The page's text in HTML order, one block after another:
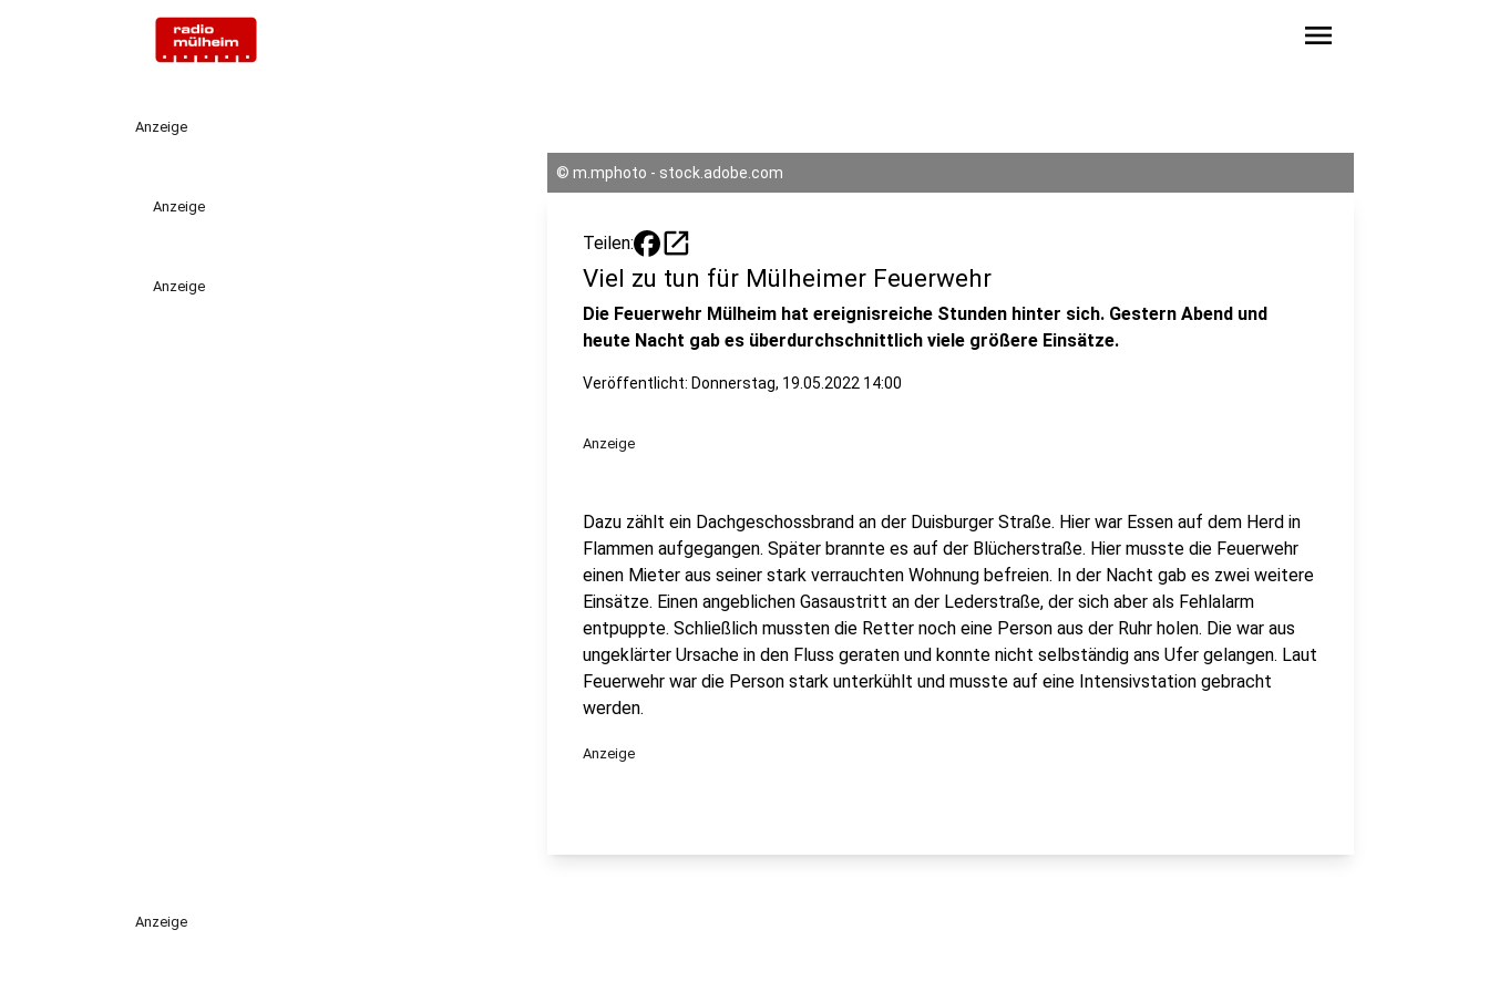
menu
Anzeige
Anzeige
Anzeige
© m.mphoto - stock.adobe.com
Teilen: open_in_new
Viel zu tun für Mülheimer Feuerwehr
Die Feuerwehr Mülheim hat ereignisreiche Stunden hinter sich. Gestern Abend und
heute Nacht gab es überdurchschnittlich viele größere Einsätze.
Veröffentlicht: Donnerstag, 19.05.2022 14:00
Anzeige
Dazu zählt ein Dachgeschossbrand an der Duisburger Straße. Hier war Essen auf dem Herd in
Flammen aufgegangen. Später brannte es auf der Blücherstraße. Hier musste die Feuerwehr
einen Mieter aus seiner stark verrauchten Wohnung befreien. In der Nacht gab es zwei weitere
Einsätze. Einen angeblichen Gasaustritt an der Lederstraße, der sich aber als Fehlalarm
entpuppte. Schließlich mussten die Retter noch eine Person aus der Ruhr holen. Die war aus
ungeklärter Ursache in den Fluss geraten und konnte nicht selbständig ans Ufer gelangen. Laut
Feuerwehr war die Person stark unterkühlt und musste auf eine Intensivstation gebracht
werden.
Anzeige
Anzeige